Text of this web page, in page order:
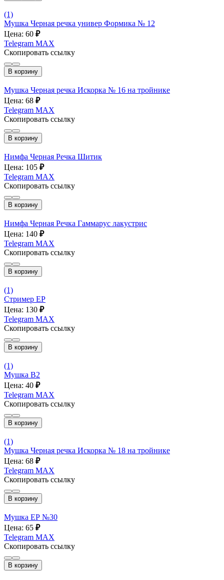
(1)
Мушка Черная речка универ Формика № 12
Цена: 60 ₽
Telegram MAX
Скопировать ссылку
В корзину
Мушка Черная речка Искорка № 16 на тройнике
Цена: 68 ₽
Telegram MAX
Скопировать ссылку
В корзину
Нимфа Черная Речка Шитик
Цена: 105 ₽
Telegram MAX
Скопировать ссылку
В корзину
Нимфа Черная Речка Гаммарус лакустрис
Цена: 140 ₽
Telegram MAX
Скопировать ссылку
В корзину
(1)
Стример ЕР
Цена: 130 ₽
Telegram MAX
Скопировать ссылку
В корзину
(1)
Мушка В2
Цена: 40 ₽
Telegram MAX
Скопировать ссылку
В корзину
(1)
Мушка Черная речка Искорка № 18 на тройнике
Цена: 68 ₽
Telegram MAX
Скопировать ссылку
В корзину
Мушка ЕР №30
Цена: 65 ₽
Telegram MAX
Скопировать ссылку
В корзину